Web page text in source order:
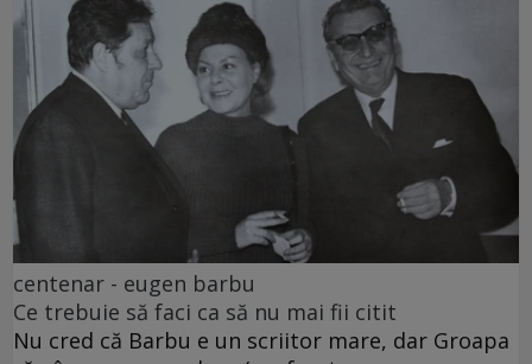
centenar - eugen barbu
Ce trebuie să faci ca să nu mai fii citit
Nu cred că Barbu e un scriitor mare, dar Groapa